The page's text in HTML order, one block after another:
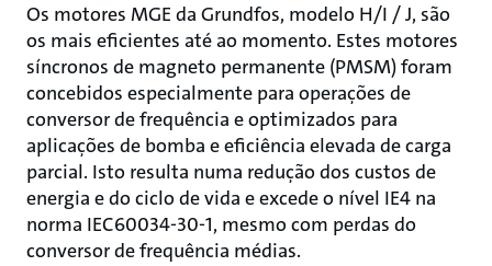
Os motores MGE da Grundfos, modelo H/I / J, são
os mais eficientes até ao momento. Estes motores
síncronos de magneto permanente (PMSM) foram
concebidos especialmente para operações de
conversor de frequência e optimizados para
aplicações de bomba e eficiência elevada de carga
parcial. Isto resulta numa redução dos custos de
energia e do ciclo de vida e excede o nível IE4 na
norma IEC60034-30-1, mesmo com perdas do
conversor de frequência médias.